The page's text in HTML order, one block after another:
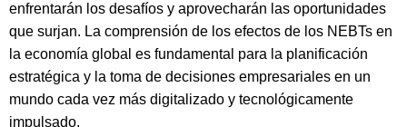
enfrentarán los desafíos y aprovecharán las oportunidades
que surjan. La comprensión de los efectos de los NEBTs en
la economía global es fundamental para la planificación
estratégica y la toma de decisiones empresariales en un
mundo cada vez más digitalizado y tecnológicamente
impulsado.